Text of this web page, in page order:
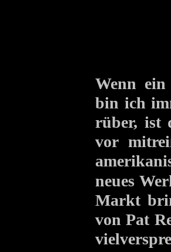
Wenn ein
bin ich
rüber, ist
vor
neues
Markt
von Pat